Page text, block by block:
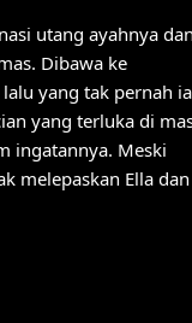
utang ayahnya
Dibawa ke
yang tak pernah ia
yang terluka di
ingatannya. Meski
melepaskan Ella dan